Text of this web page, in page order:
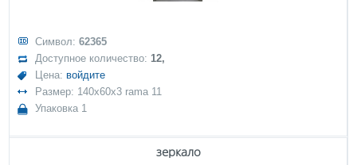
Символ:62365
Доступное количество:12,
Цена: войдите
Размер: 140x60x3 rama 11
Упаковка 1
зеркало